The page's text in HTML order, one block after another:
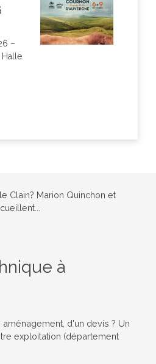
–
Clain? Marion Quinchon et
à
d'un devis ? Un
exploitation (département